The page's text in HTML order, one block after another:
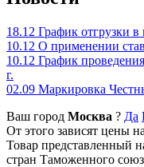
18.12 График отгрузки
10.12 О применении
10.12 График
г.
02.09 Маркировка
Ваш город Москва ? Да
От этого зависят цены
Товар представленный
стран Таможенного